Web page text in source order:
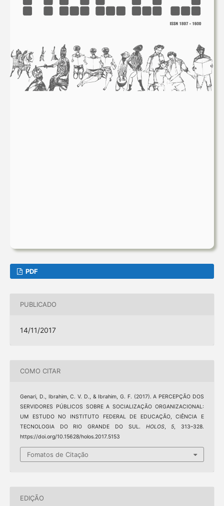
PDF
PUBLICADO
14/11/2017
COMO CITAR
Genari, D., Ibrahim, C. V. D., & Ibrahim, G. F. (2017). A PERCEPÇÃO DOS
SERVIDORES PÚBLICOS SOBRE A SOCIALIZAÇÃO ORGANIZACIONAL:
UM ESTUDO NO INSTITUTO FEDERAL DE EDUCAÇÃO, CIÊNCIA E
TECNOLOGIA DO RIO GRANDE DO SUL. HOLOS,5, 313–328.
https://doi.org/10.15628/holos.2017.5153
Fomatos de Citação
EDIÇÃO